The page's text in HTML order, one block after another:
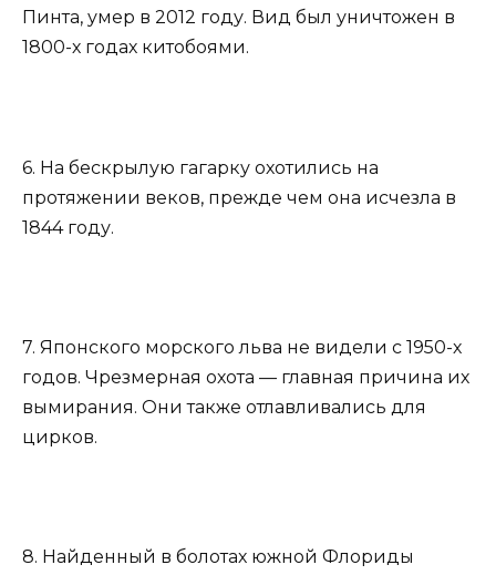
Пинта, умер в 2012 году. Вид был уничтожен в
1800-х годах китобоями.
6. На бескрылую гагарку охотились на
протяжении веков, прежде чем она исчезла в
1844 году.
7. Японского морского льва не видели с 1950-х
годов. Чрезмерная охота — главная причина их
вымирания. Они также отлавливались для
цирков.
8. Найденный в болотах южной Флориды